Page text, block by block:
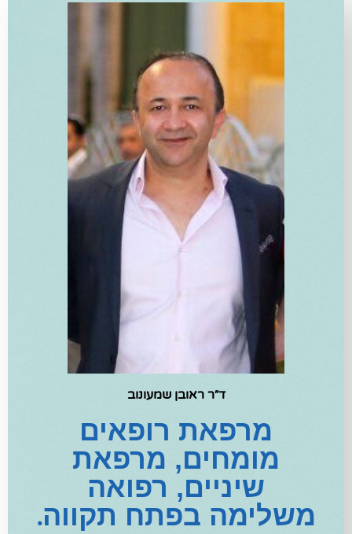
ד״ר ראובן שמעונוב
מרפאת רופאים
מומחים, מרפאת
שיניים, רפואה
משלימה בפתח תקווה.